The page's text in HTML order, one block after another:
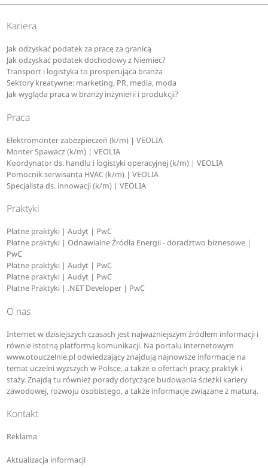
Kariera
Jak odzyskać podatek za pracę za granicą
Jak odzyskać podatek dochodowy z Niemiec?
Transport i logistyka to prosperująca branża
Sektory kreatywne: marketing, PR, media, moda
Jak wygląda praca w branży inżynierii i produkcji?
Praca
Elektromonter zabezpieczeń (k/m) | VEOLIA
Monter Spawacz (k/m) | VEOLIA
Koordynator ds. handlu i logistyki operacyjnej (k/m) | VEOLIA
Pomocnik serwisanta HVAC (k/m) | VEOLIA
Specjalista ds. innowacji (k/m) | VEOLIA
Praktyki
Płatne praktyki | Audyt | PwC
Płatne praktyki | Odnawialne Źródła Energii - doradztwo biznesowe |
PwC
Płatne praktyki | Audyt | PwC
Płatne praktyki | Audyt | PwC
Płatne Praktyki | .NET Developer | PwC
O nas
Internet w dzisiejszych czasach jest najważniejszym źródłem informacji i
równie istotną platformą komunikacji. Na portalu internetowym
www.otouczelnie.pl odwiedzający znajdują najnowsze informacje na
temat uczelni wyższych w Polsce, a także o ofertach pracy, praktyk i
staży. Znajdą tu również porady dotyczące budowania ścieżki kariery
zawodowej, rozwoju osobistego, a także informacje związane z maturą.
Kontakt
Reklama
Aktualizacja informacji